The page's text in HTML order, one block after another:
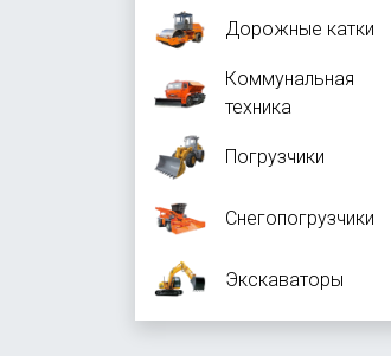
Дорожные катки
Коммунальная
техника
Погрузчики
Снегопогрузчики
Экскаваторы